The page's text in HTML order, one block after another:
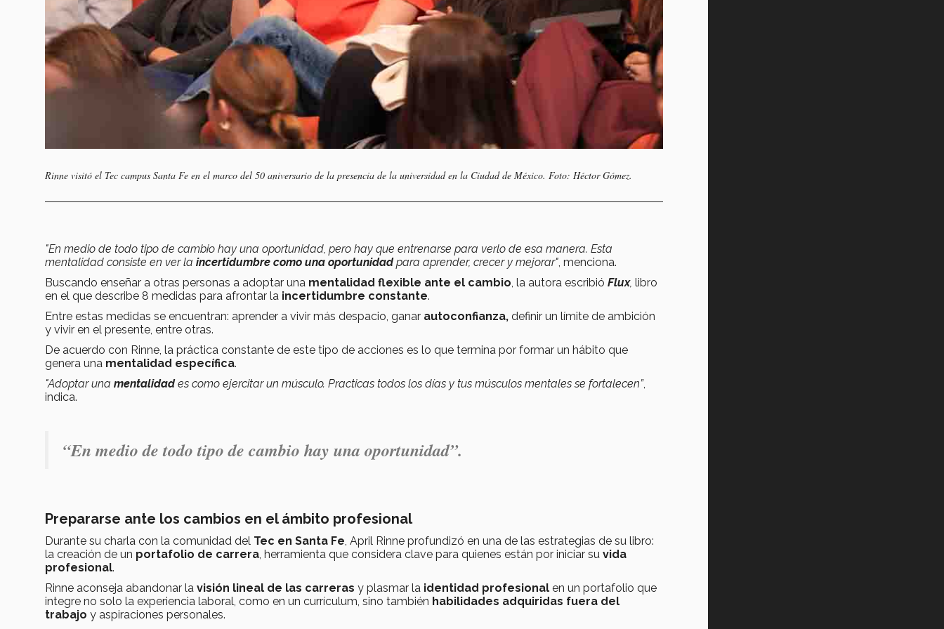
Rinne visitó el Tec campus Santa Fe en el marco del 50 aniversario de la presencia de la universidad en la Ciudad de México. Foto: Héctor Gómez.
"En medio de todo tipo de cambio hay una oportunidad, pero hay que entrenarse para verlo de esa manera. Esta
mentalidad consiste en ver la incertidumbre como una oportunidadpara aprender, crecer y mejorar" , menciona.
Buscando enseñar a otras personas a adoptar una mentalidad flexible ante el cambio , la autora escribió Flux, libro
en el que describe 8 medidas para afrontar la incertidumbre constante.
Entre estas medidas se encuentran: aprender a vivir más despacio, ganar autoconfianza, definir un límite de ambición
y vivir en el presente, entre otras.
De acuerdo con Rinne, la práctica constante de este tipo de acciones es lo que termina por formar un hábito que
genera una mentalidad específica.
"Adoptar una mentalidades como ejercitar un músculo. Practicas todos los días y tus músculos mentales se fortalecen”,
indica.
“En medio de todo tipo de cambio hay una oportunidad”.
Prepararse ante los cambios en el ámbito profesional
Durante su charla con la comunidad del Tec en Santa Fe , April Rinne profundizó en una de las estrategias de su libro:
la creación de un portafolio de carrera , herramienta que considera clave para quienes están por iniciar su vida
profesional.
Rinne aconseja abandonar la visión lineal de las carreras y plasmar la identidad profesional en un portafolio que
integre no solo la experiencia laboral, como en un currículum, sino también habilidades adquiridas fuera del
trabajo y aspiraciones personales.